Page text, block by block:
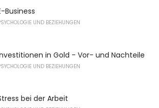
Business
UND BEZIEHUNGEN
in Gold - Vor- und Nachteile
UND BEZIEHUNGEN
bei der Arbeit